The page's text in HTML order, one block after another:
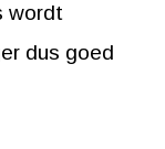
wordt
dus goed